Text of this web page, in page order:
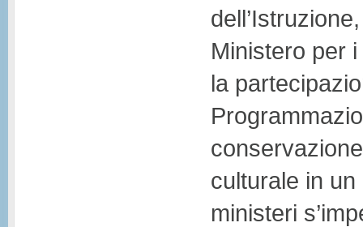
Ministero per
la
culturale in
ministeri